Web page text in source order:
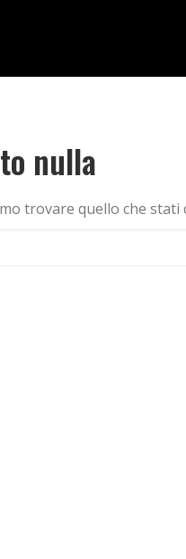
nulla
trovare quello che stati